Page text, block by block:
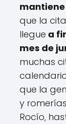
que la
llegue a
mes de
muchas
que la
y
Rocío,